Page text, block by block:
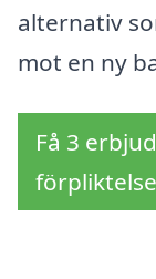
alternativ
mot en ny
Få 3